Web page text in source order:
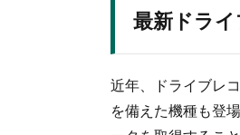
最新ドラ
近年、ドライブレ
を備えた機種も登